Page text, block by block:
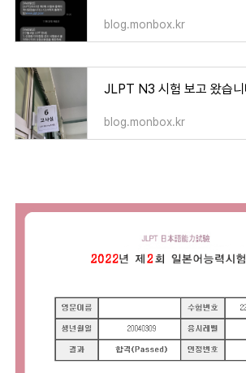
blog.monbox.kr
JLPT N3 시험 보고 왔습
blog.monbox.kr